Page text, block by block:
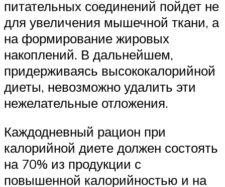
питательных соединений пойдет не
для увеличения мышечной ткани, а
на формирование жировых
накоплений. В дальнейшем,
придерживаясь высококалорийной
диеты, невозможно удалить эти
нежелательные отложения.
Каждодневный рацион при
калорийной диете должен состоять
на 70% из продукции с
повышенной калорийностью и на